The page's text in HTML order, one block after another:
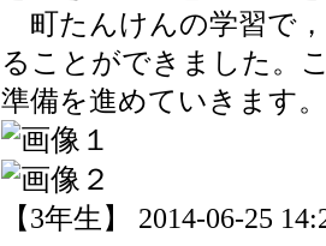
町たんけんの学習で
ることができました。
準備を進めていきます。
【3年生】 2014-06-25